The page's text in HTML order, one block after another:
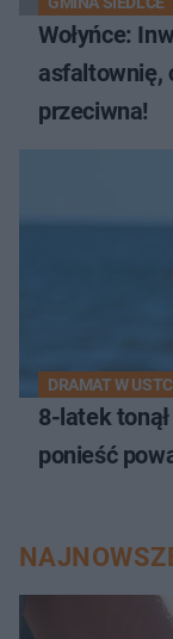
Wołyńce:
asfaltownię,
przeciwna!
DRAMAT W
8-latek
ponieść